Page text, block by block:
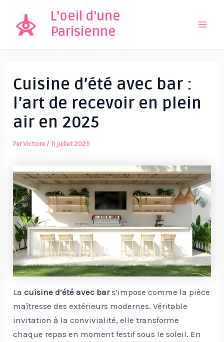
contenu
L'oeil d'une
Parisienne
Cuisine d’été avec bar :
l’art de recevoir en plein
air en 2025
ParVictoire /11 juillet 2025
Lacuisine d’été avec bars’impose comme la pièce
maîtresse des extérieurs modernes. Véritable
invitation à la convivialité, elle transforme
chaque repas en moment festif sous le soleil. En